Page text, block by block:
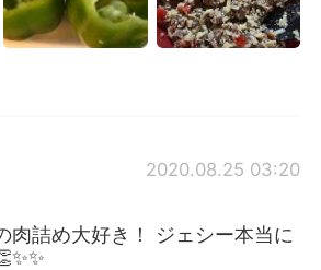
2020.08.25 03:20
肉詰め大好き！ ジェシー本当に